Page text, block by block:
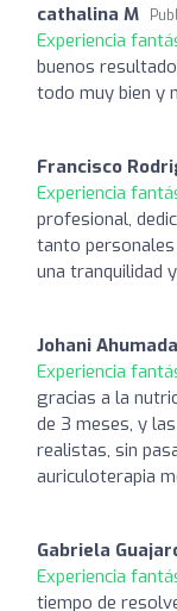
cathalina M
Experiencia
buenos
todo muy bien y
Francisco
Experiencia
profesional,
tanto personales
una tranquilidad
Johani Ahumada
Experiencia
gracias a la
de 3 meses, y
realistas, sin
auriculoterapia
Gabriela
Experiencia
tiempo de